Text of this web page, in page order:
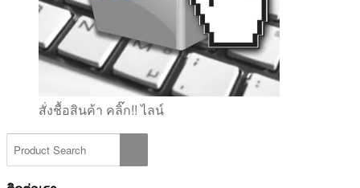
สั่งชื้อสินค้า คลิ๊ก!! ไลน์